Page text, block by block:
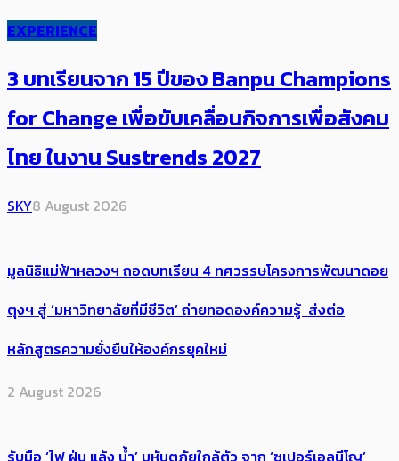
EXPERIENCE
3 บทเรียนจาก 15 ปีของ Banpu Champions
for Change เพื่อขับเคลื่อนกิจการเพื่อสังคม
ไทย ในงาน Sustrends 2027
SKY8 August 2026
มูลนิธิแม่ฟ้าหลวงฯ ถอดบทเรียน 4 ทศวรรษโครงการพัฒนาดอย
ตุงฯ สู่ ‘มหาวิทยาลัยที่มีชีวิต’ ถ่ายทอดองค์ความรู้ ส่งต่อ
หลักสูตรความยั่งยืนให้องค์กรยุคใหม่
2 August 2026
รับมือ ‘ไฟ ฝุ่น แล้ง น้ำ’ มหันตภัยใกล้ตัว จาก ‘ซูเปอร์เอลนีโญ’